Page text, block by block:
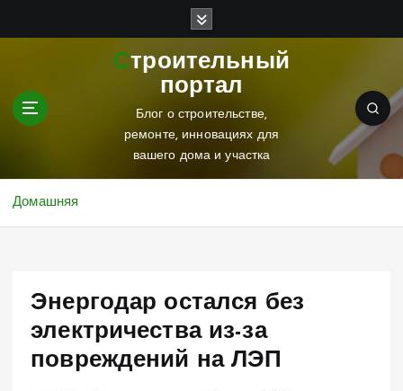
Строительный
портал
Блог о строительстве,
ремонте, инновациях для
вашего дома и участка
Домашняя
Энергодар остался без
электричества из-за
повреждений на ЛЭП